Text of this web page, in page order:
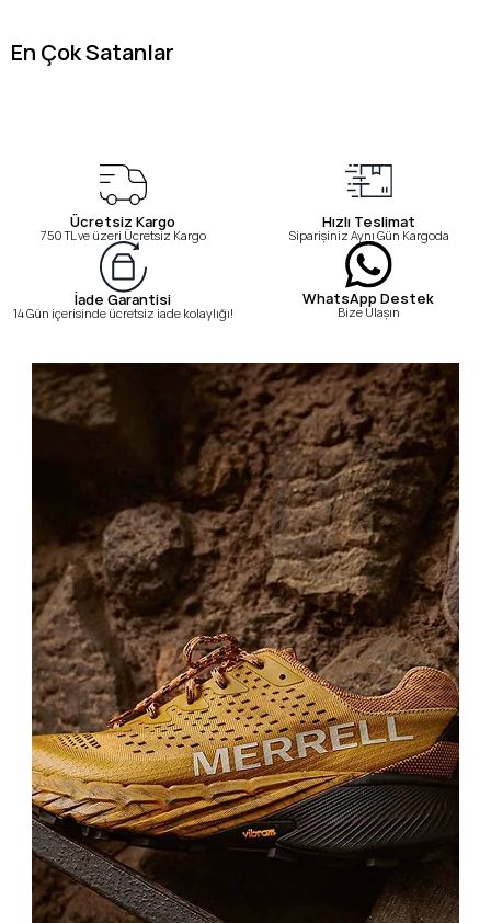
En Çok Satanlar
Ücretsiz Kargo
750 TL ve üzeri Ücretsiz Kargo
Hızlı Teslimat
Siparişiniz Aynı Gün Kargoda
İade Garantisi
14 Gün içerisinde ücretsiz iade kolaylığı!
WhatsApp Destek
Bize Ulaşın